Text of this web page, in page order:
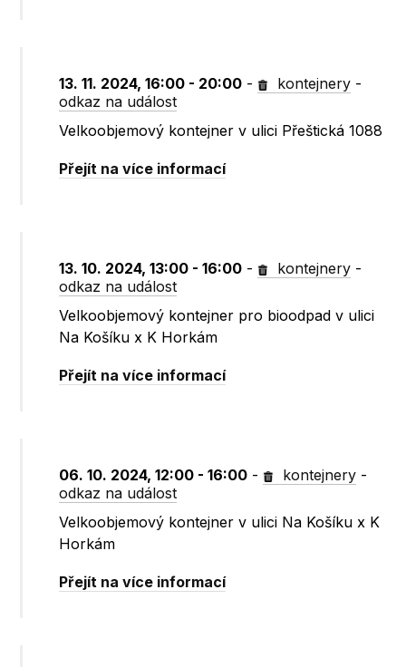
13. 11. 2024, 16:00 - 20:00 - kontejnery -
odkaz na událost
Velkoobjemový kontejner v ulici Přeštická 1088
Přejít na více informací
13. 10. 2024, 13:00 - 16:00 - kontejnery -
odkaz na událost
Velkoobjemový kontejner pro bioodpad v ulici
Na Košíku x K Horkám
Přejít na více informací
06. 10. 2024, 12:00 - 16:00 - kontejnery -
odkaz na událost
Velkoobjemový kontejner v ulici Na Košíku x K
Horkám
Přejít na více informací